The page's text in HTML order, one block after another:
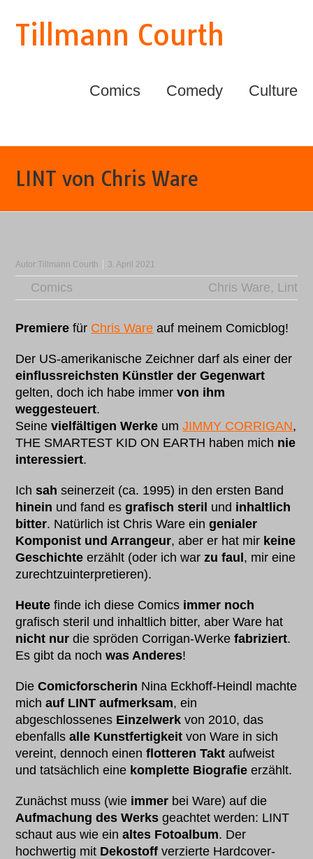
Tillmann Courth
Comics Comedy Culture
LINT von Chris Ware
Autor:Tillmann Courth 3. April 2021
Comics Chris Ware, Lint
Premiere für Chris Ware auf meinem Comicblog!
Der US-amerikanische Zeichner darf als einer der
einflussreichsten Künstler der Gegenwart
gelten, doch ich habe immervon ihm
weggesteuert.
Seinevielfältigen Werke umJIMMY CORRIGAN,
THE SMARTEST KID ON EARTH haben mich nie
interessiert.
Ichsah seinerzeit (ca. 1995) in den ersten Band
hinein und fand esgrafisch steril und inhaltlich
bitter. Natürlich ist Chris Ware eingenialer
Komponist und Arrangeur, aber er hat mir keine
Geschichte erzählt (oder ich warzu faul , mir eine
zurechtzuinterpretieren).
Heute finde ich diese Comics immer noch
grafisch steril und inhaltlich bitter, aber Ware hat
nicht nur die spröden Corrigan-Werkefabriziert.
Es gibt da nochwas Anderes!
DieComicforscherin Nina Eckhoff-Heindl machte
michauf LINT aufmerksam, ein
abgeschlossenes Einzelwerk von 2010, das
ebenfallsalle Kunstfertigkeit von Ware in sich
vereint, dennoch einenflotteren Takt aufweist
und tatsächlich eine komplette Biografie erzählt.
Zunächst muss (wie immer bei Ware) auf die
Aufmachung des Werks geachtet werden: LINT
schaut aus wie einaltes Fotoalbum. Der
hochwertig mit Dekostoff verzierte Hardcover-